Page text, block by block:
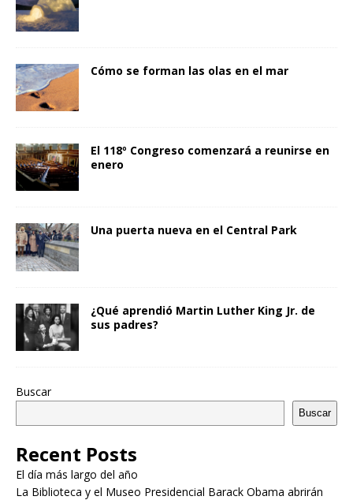
Cómo se forman las olas en el mar
El 118º Congreso comenzará a reunirse en
enero
Una puerta nueva en el Central Park
¿Qué aprendió Martin Luther King Jr. de
sus padres?
Buscar
Buscar
Recent Posts
El día más largo del año
La Biblioteca y el Museo Presidencial Barack Obama abrirán